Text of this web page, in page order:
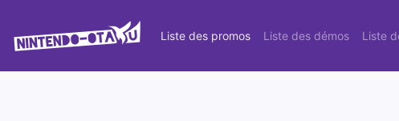
Liste des promos Liste des démos Liste